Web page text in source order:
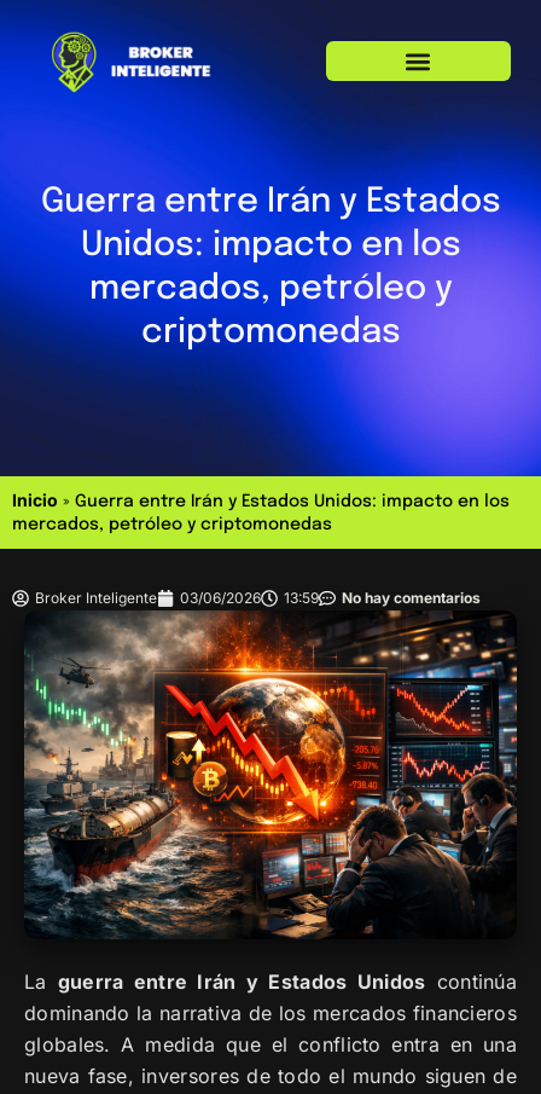
Guerra entre Irán y Estados
Unidos: impacto en los
mercados, petróleo y
criptomonedas
Inicio » Guerra entre Irán y Estados Unidos: impacto en los
mercados, petróleo y criptomonedas
Broker Inteligente 03/06/2026 13:59 No hay comentarios
La guerra entre Irán y Estados Unidos continúa
dominando la narrativa de los mercados financieros
globales. A medida que el conflicto entra en una
nueva fase, inversores de todo el mundo siguen de